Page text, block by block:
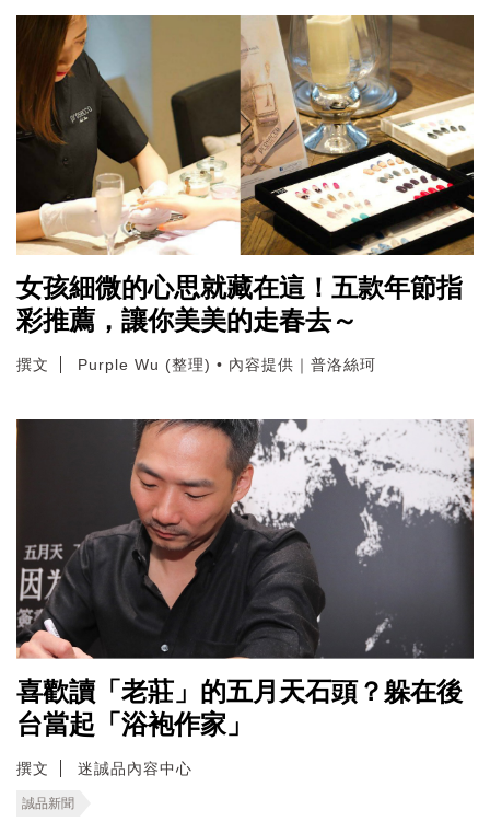
女孩細微的心思就藏在這！五款年節指
彩推薦，讓你美美的走春去～
撰文 Purple Wu (整理) • 內容提供｜普洛絲珂
喜歡讀「老莊」的五月天石頭？躲在後
台當起「浴袍作家」
撰文 迷誠品內容中心
誠品新聞